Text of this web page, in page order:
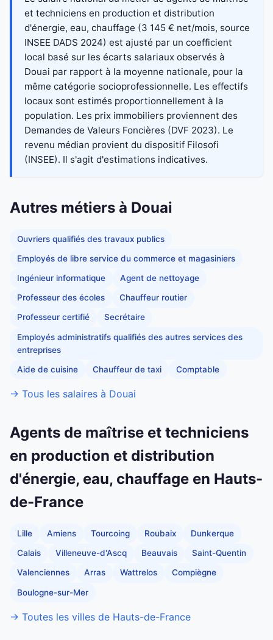
et techniciens en production et distribution
d'énergie, eau, chauffage (3 145 € net/mois, source
INSEE DADS 2024) est ajusté par un coefficient
local basé sur les écarts salariaux observés à
Douai par rapport à la moyenne nationale, pour la
même catégorie socioprofessionnelle. Les effectifs
locaux sont estimés proportionnellement à la
population. Les prix immobiliers proviennent des
Demandes de Valeurs Foncières (DVF 2023). Le
revenu médian provient du dispositif Filosofi
(INSEE). Il s'agit d'estimations indicatives.
Autres métiers à Douai
Ouvriers qualifiés des travaux publics
Employés de libre service du commerce et magasiniers
Ingénieur informatique Agent de nettoyage
Professeur des écoles Chauffeur routier
Professeur certifié Secrétaire
Employés administratifs qualifiés des autres services des
entreprises
Aide de cuisine Chauffeur de taxi Comptable
→ Tous les salaires à Douai
Agents de maîtrise et techniciens
en production et distribution
d'énergie, eau, chauffage en Hauts-
de-France
Lille Amiens Tourcoing Roubaix Dunkerque
Calais Villeneuve-d'Ascq Beauvais Saint-Quentin
Valenciennes Arras Wattrelos Compiègne
Boulogne-sur-Mer
→ Toutes les villes de Hauts-de-France